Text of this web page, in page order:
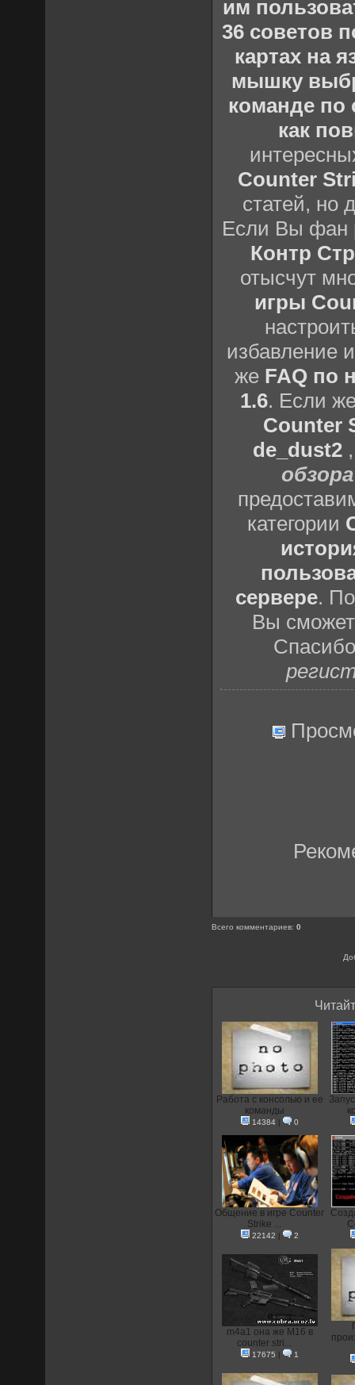
им
36 советов
картах на
мышку
команде по
как
Counter
статей, но
Если Вы фан
Контр
отысчут
игры
избавление
же FAQ по
1.6. Если
Counter
de_dust2
категории
сервере.
Вы
Всего комментариев:0
Работа с консолью и ее
команды
14384| 0
Общение в игре Counter
Strike ...
22142 | 2
m4a1 она же M16 в
counter stri...
17675 | 1